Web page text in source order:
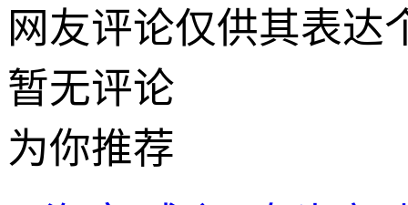
网友评论仅供其表达
暂无评论
为你推荐